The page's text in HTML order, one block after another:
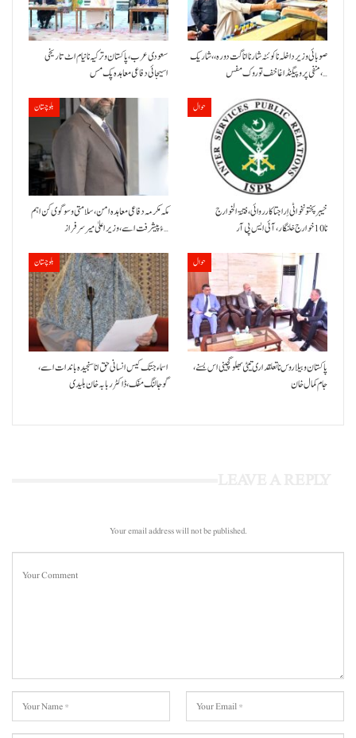
سعودی عرب، پاکستان و ترکیہ نا نیام اٹ تاریخی
اسیجائی دفاعی معاہدہ پک مس
صوبائی وزیر داخلہ نا کوئٹہ شار نا اناگت دورہ،، شاریک
منفی پروپیگنڈا غا خف توروک مفس،…
بلوچستان
مکہ مکرمہ دفاعی معاہدہ امن، سلامتی و سوگوی کن اہم
ءُ پیشرفت اسے،وزیراعلیٰ میر سرفراز…
حوال
خیبر پختونخوا ٹی اِرا جتا کارروائی، فتنۃ الخوارج
نا 10خوارج خلنگار،آئی ایس پی آر
بلوچستان
اسماء جتک کیس انسانی حق انا سنجیدہ باندات اسے،
گوجالنگ مفک،ڈاکٹر ربابہ خان بلیدی
حوال
پاکستان و بیلاروس نا تعلقداری تیٹی بھلو گچینی اس بسنے،
جام کمال خان
Your email address will not be published.